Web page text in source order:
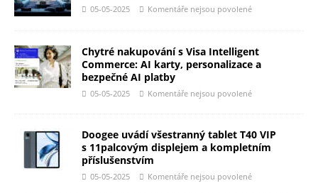
05-05-2025 Komentáře nejsou povolené
Chytré nakupování s Visa Intelligent
Commerce: AI karty, personalizace a
bezpečné AI platby
05-05-2025 Komentáře nejsou povolené
Doogee uvádí všestranný tablet T40 VIP
s 11palcovým displejem a kompletním
příslušenstvím
05-05-2025 Komentáře nejsou povolené